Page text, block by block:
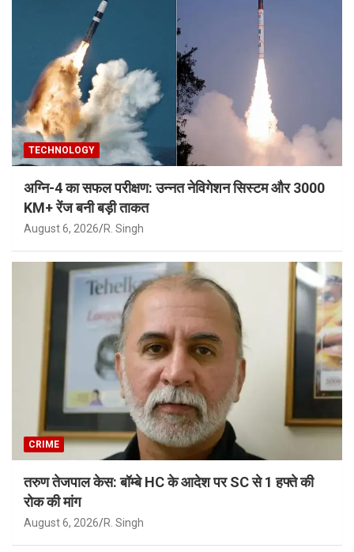
TECHNOLOGY
अग्नि-4 का सफल परीक्षण: उन्नत नेविगेशन सिस्टम और 3000
KM+ रेंज बनी बड़ी ताकत
August 6, 2026 R. Singh
CRIME
तरुण तेजपाल केस: बॉम्बे HC के आदेश पर SC से 1 हफ्ते की
रोक की मांग
August 6, 2026 R. Singh